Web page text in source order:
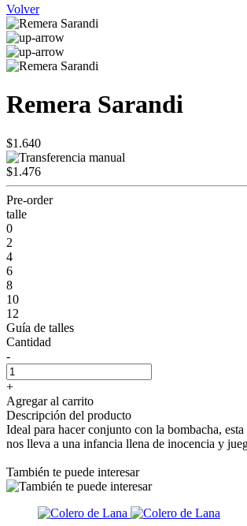
Volver
Remera Sarandi
$1.640
$1.476
Pre-order
talle
0
2
4
6
8
10
12
Guía de talles
Cantidad
-
+
Agregar al carrito
Descripción del producto
Ideal para hacer conjunto con la bombacha,
nos lleva a una infancia llena de inocencia y
También te puede interesar